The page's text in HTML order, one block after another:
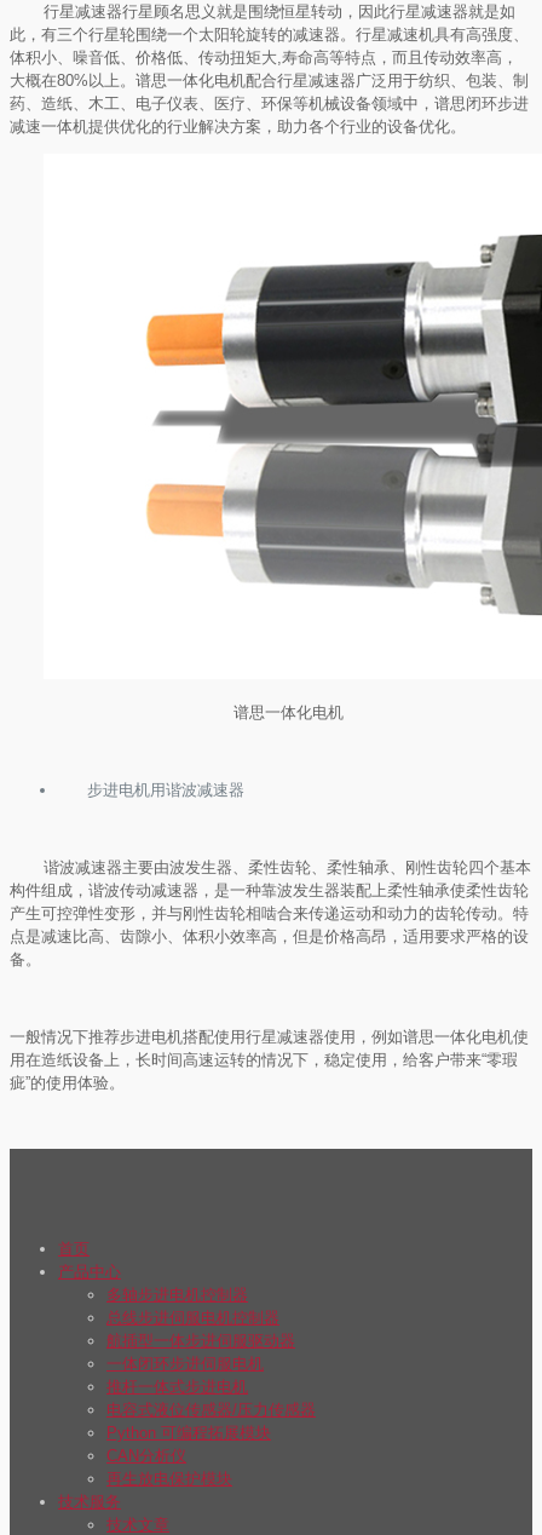
行星减速器行星顾名思义就是围绕恒星转动，因此行星减速器就是如
此，有三个行星轮围绕一个太阳轮旋转的减速器。行星减速机具有高强度、
体积小、噪音低、价格低、传动扭矩大,寿命高等特点，而且传动效率高，
大概在80%以上。 谱思一体化电机配合行星减速器广泛用于纺织、包装、制
药、造纸、木工、电子仪表、医疗、环保等机械设备领域中，谱思闭环步进
减速一体机提供优化的行业解决方案，助力各个行业的设备优化。
谱思一体化电机
步进电机用谐波减速器
谐波减速器主要由波发生器、柔性齿轮、柔性轴承、刚性齿轮四个基本
构件组成，谐波传动减速器，是一种靠波发生器装配上柔性轴承使柔性齿轮
产生可控弹性变形，并与刚性齿轮相啮合来传递运动和动力的齿轮传动。特
点是减速比高、齿隙小、体积小效率高，但是价格高昂，适用要求严格的设
备。
一般情况下推荐步进电机搭配使用行星减速器使用，例如谱思一体化电机使
用在造纸设备上，长时间高速运转的情况下，稳定使用，给客户带来“零瑕
疵”的使用体验。
首页
产品中心
多轴步进电机控制器
总线步进伺服电机控制器
航插型一体步进伺服驱动器
一体闭环步进伺服电机
推杆一体式步进电机
电容式液位传感器/压力传感器
Python 可编程拓展模块
CAN分析仪
再生放电保护模块
技术服务
技术文章